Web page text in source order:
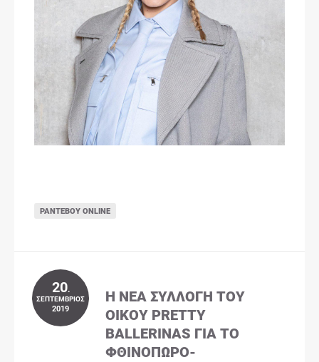
ΡΑΝΤΕΒΟΎ ONLINE
20.
ΣΕΠΤΈΜΒΡΙΟΣ
2019
Η ΝΈΑ ΣΥΛΛΟΓΉ ΤΟΥ
ΟΊΚΟΥ PRETTY
BALLERINAS ΓΙΑ ΤΟ
ΦΘΙΝΌΠΩΡΟ-